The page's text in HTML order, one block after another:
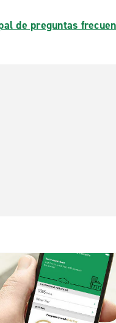
de preguntas